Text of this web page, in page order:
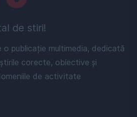
de stiri!
o publicație multimedia, dedicată
corecte, obiective și
de activitate